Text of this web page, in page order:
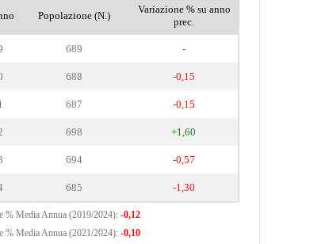
Popolazione (N.)
Variazione % su anno
prec.
689 -
688 -0,15
687 -0,15
698 +1,60
694 -0,57
685 -1,30
% Media Annua (2019/2024): -0,12
% Media Annua (2021/2024): -0,10